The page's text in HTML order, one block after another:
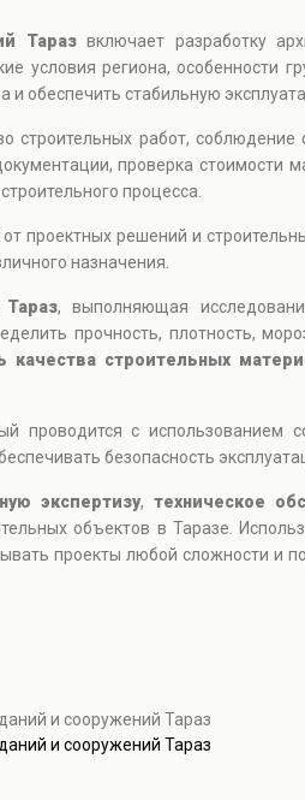
Таразвключает разработку
условия региона, особенности
и обеспечить стабильную
строительных работ,
проверка стоимости
процесса.
проектных решений и
назначения.
Тараз, выполняющая
прочность, плотность,
качества строительных
проводится с использованием
безопасность
экспертизу, техническое
объектов в Таразе.
проекты любой сложности и
и сооружений Тараз
и сооружений Тараз